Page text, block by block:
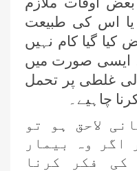
یا اس کی طبیعت
گیا کام نہیں
ایسی صورت میں
غلطی پر تحمل
چاہیے۔
لاحق ہو تو
اگر وہ بیمار
کی فکر کرنا